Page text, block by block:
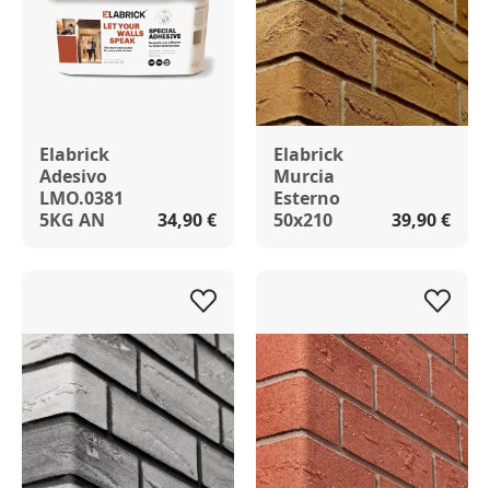
Elabrick
Adesivo
LMO.0381
5KG AN
34,90 €
Elabrick
Murcia
Esterno
50x210
39,90 €